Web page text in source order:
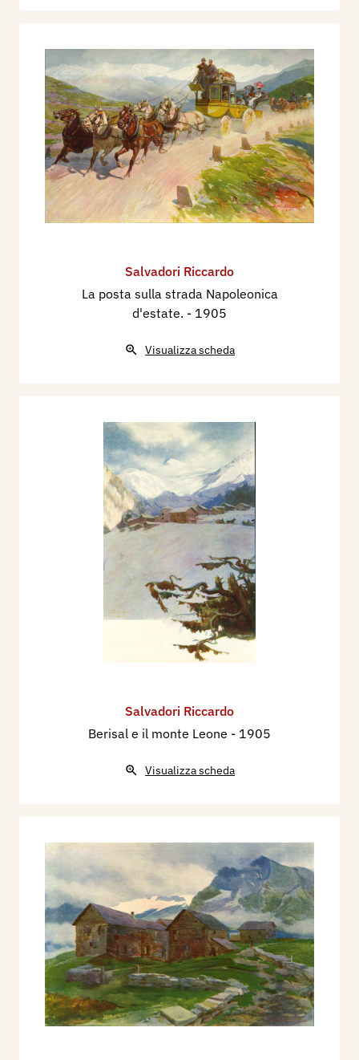
Salvadori Riccardo
La posta sulla strada Napoleonica
d'estate. - 1905
Visualizza scheda
Salvadori Riccardo
Berisal e il monte Leone - 1905
Visualizza scheda